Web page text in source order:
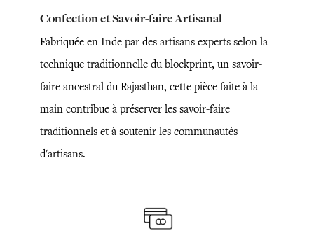
Confection et Savoir-faire Artisanal
Fabriquée en Inde par des artisans experts selon la
technique traditionnelle du blockprint, un savoir-
faire ancestral du Rajasthan, cette pièce faite à la
main contribue à préserver les savoir-faire
traditionnels et à soutenir les communautés
d'artisans.